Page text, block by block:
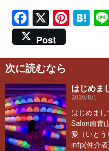
Facebook
X
Post
次に読むなら
はじめま
2026/8/1
はじめまし
Salon南青
愛（いとう
infp(仲介者